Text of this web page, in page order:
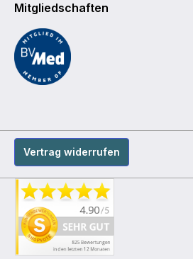
Mitgliedschaften
Vertrag widerrufen